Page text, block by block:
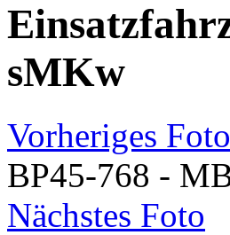
sMKw
Vorheriges Foto
BP45-768 -
Nächstes Foto